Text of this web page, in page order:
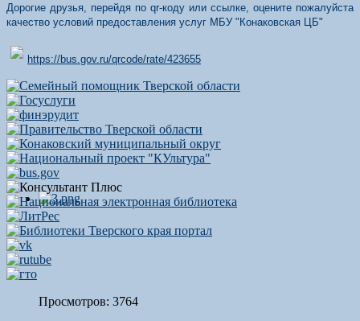
Дорогие друзья, перейдя по qr-коду или ссылке, оцените пожалуйста
качество условий предоставления услуг МБУ "Конаковская ЦБ"
https://bus.gov.ru/qrcode/rate/423655
Просмотров: 3764